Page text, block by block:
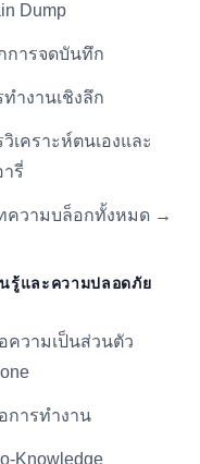
Dump
การจดบันทึก
ทำงานเชิงลึก
วิเคราะห์ตนเองและ
ารี่
ความบล็อกทั้งหมด →
นรู้และความปลอดภัย
ความเป็นส่วนตัว
การทำงาน
Knowledge